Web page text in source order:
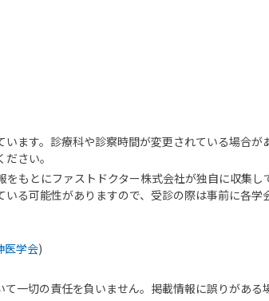
ます。診療科や診察時間が変更されている場合が
さい。
もとにファストドクター株式会社が独自に収集し
る可能性がありますので、受診の際は事前に各学
医学会)
一切の責任を負いません。掲載情報に誤りがある